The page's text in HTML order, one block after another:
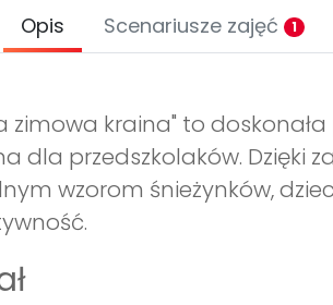
Opis Scenariusze zajęć 1
zimowa kraina" to
dla przedszkolaków. Dzięki
wzorom śnieżynków,